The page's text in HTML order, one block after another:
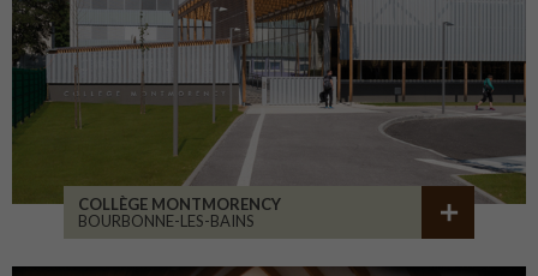
COLLÈGE MONTMORENCY
BOURBONNE-LES-BAINS